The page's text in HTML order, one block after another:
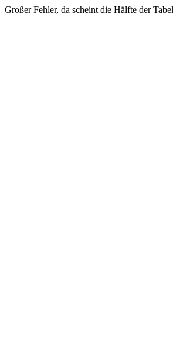
Großer Fehler, da scheint die Hälfte der